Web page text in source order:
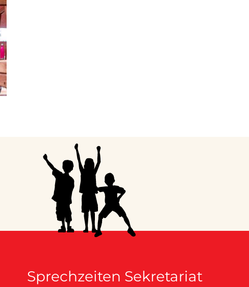
Sprechzeiten Sekretariat